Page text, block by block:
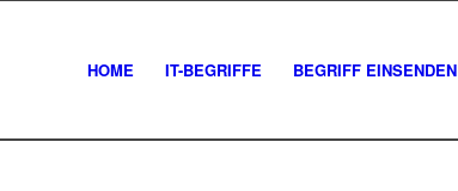
HOME IT-BEGRIFFE BEGRIFF EINSENDEN